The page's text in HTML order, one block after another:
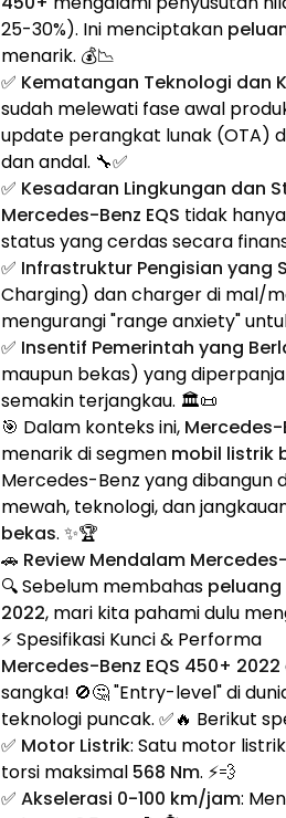
25-30%). Ini menciptakan
menarik. 💰📉
✅ Kematangan Teknologi dan
sudah melewati fase awal
update perangkat lunak (OTA)
dan andal. 🔧✅
✅ Kesadaran Lingkungan dan
Mercedes-Benz EQS tidak
status yang cerdas secara
✅ Infrastruktur Pengisian yang
Charging) dan charger di mal/
mengurangi "range anxiety"
✅ Insentif Pemerintah yang
maupun bekas) yang
semakin terjangkau. 🏛️📜
🎯 Dalam konteks ini, Mercedes-
menarik di segmen mobil listrik
Mercedes-Benz yang dibangun
mewah, teknologi, dan
bekas. ✨🏆
🚗 Review Mendalam
🔍 Sebelum membahas peluang
2022, mari kita pahami dulu
⚡ Spesifikasi Kunci & Performa
Mercedes-Benz EQS 450+ 2022
sangka! 🚫🤔 "Entry-level" di
teknologi puncak. ✅🔥 Berikut
✅ Motor Listrik: Satu motor
torsi maksimal 568 Nm. ⚡💨
✅ Akselerasi 0-100 km/jam: